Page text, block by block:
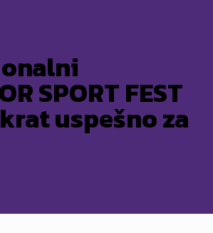
SPORT FEST
uspešno za